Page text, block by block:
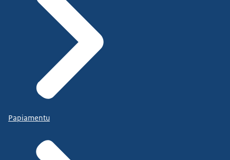
(Zwart-witfoto's van rookpluimen in de verte en
van een verwoeste stad.)
Toen mijn vader een maand in de gevangenis zat...
kregen we hem niet te spreken en hoorden we
niets van hem.
Dat was een donkere periode in mijn leven.
Mijn vader was verdwenen en ik leefde elke dag in
Alibrahim family decides to run. Four years later
they arrive in the Netherlands. Where Heba, now
Papiamentu